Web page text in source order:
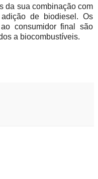
da sua combinação com
de biodiesel. Os
consumidor final são
a biocombustíveis.